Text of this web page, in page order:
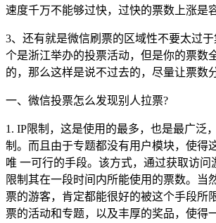
速度千万不能够过快，过快的票数上涨是
3、还有就是微信刷票的区域性不要太过
个是浙江举办的投票活动，但是你的票数
的，那么这样是说不过去的，尽量让票数
一、微信投票怎么发现别人拉票?
1. IP限制，这是使用的最多，也是最广泛
制。而且由于专题都没有用户模块，使得
唯 一可行的手段。该方式，通过获取访问
限制其在一段时间内所能使用的票数。当
票的游客，肯定都能很好的被这个手段所
票的活动和专题，以及丰厚的奖品，使得